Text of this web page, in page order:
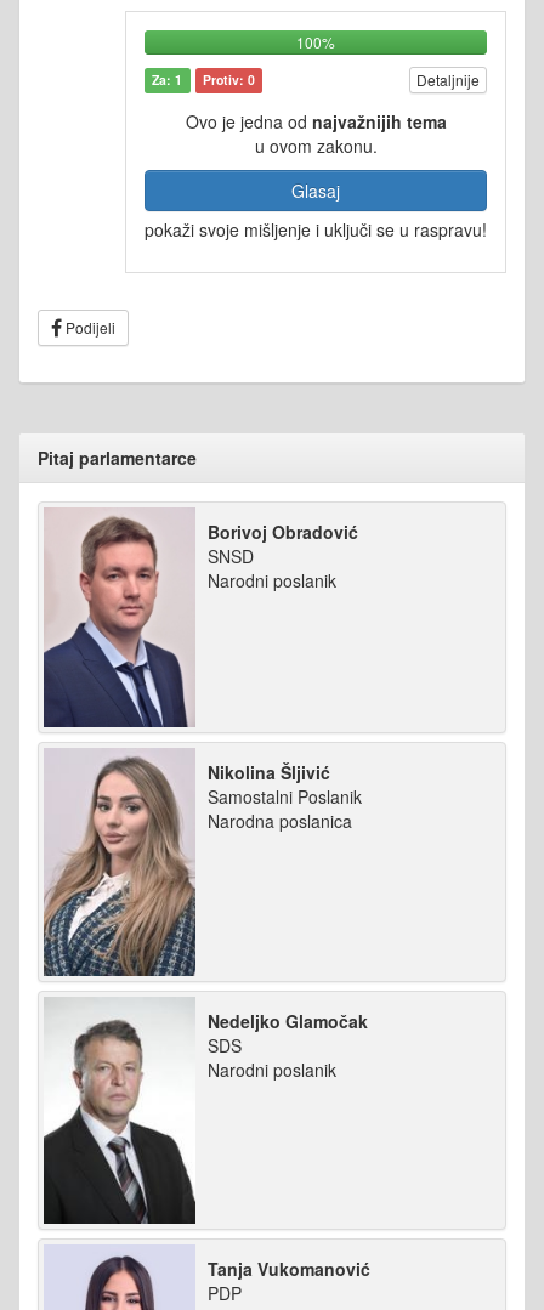
100%
Za: 1 Protiv: 0 Detaljnije
Ovo je jedna od najvažnijih tema
u ovom zakonu.
Glasaj
pokaži svoje mišljenje i uključi se u raspravu!
Podijeli
Pitaj parlamentarce
Borivoj Obradović
SNSD
Narodni poslanik
Nikolina Šljivić
Samostalni Poslanik
Narodna poslanica
Nedeljko Glamočak
SDS
Narodni poslanik
Tanja Vukomanović
PDP